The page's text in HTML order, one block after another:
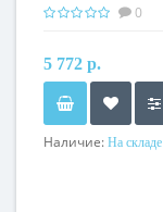
0
5 772 р.
Наличие: На складе